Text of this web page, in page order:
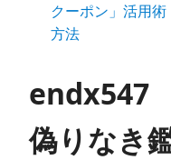
クーポン」活用
方法
endx547
偽りなき